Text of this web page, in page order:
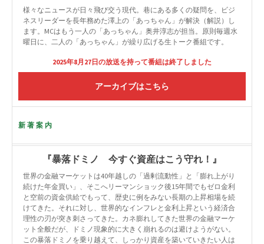
様々なニュースが日々飛び交う現代。巷にある多くの疑問を、ビジ
ネスリーダーを長年務めた澤上の「あっちゃん」が解決（解説）し
ます。MCはもう一人の「あっちゃん」奥井淳志が担当。原則毎週水
曜日に、二人の「あっちゃん」が繰り広げる生トーク番組です。
2025年8月27日の放送を持って番組は終了しました
アーカイブはこちら
新著案内
『暴落ドミノ 今すぐ資産はこう守れ！』
世界の金融マーケットは40年越しの「過剰流動性」と「膨れ上がり
続けた年金買い」、そこへリーマンショック後15年間でもゼロ金利
と空前の資金供給でもって、歴史に例をみない長期の上昇相場を続
けてきた。それに対し、世界的なインフレと金利上昇という経済合
理性の刃が突き刺さってきた。カネ膨れしてきた世界の金融マーケ
ット全般だが、ドミノ現象的に大きく崩れるのは避けようがない。
この暴落ドミノを乗り越えて、しっかり資産を築いていきたい人は